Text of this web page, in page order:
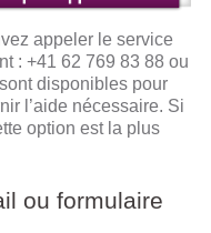
appeler le service
: +41 62 769 83 88 ou
disponibles pour
l’aide nécessaire. Si
option est la plus
ou formulaire